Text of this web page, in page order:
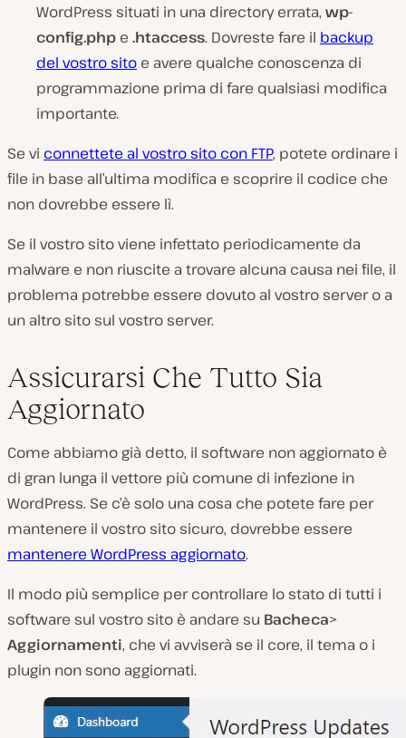
WordPress situati in una directory errata, wp-
config.php e .htaccess. Dovreste fare il backup
del vostro sito e avere qualche conoscenza di
programmazione prima di fare qualsiasi modifica
importante.
Se vi connettete al vostro sito con FTP, potete ordinare i
file in base all’ultima modifica e scoprire il codice che
non dovrebbe essere lì.
Se il vostro sito viene infettato periodicamente da
malware e non riuscite a trovare alcuna causa nei file, il
problema potrebbe essere dovuto al vostro server o a
un altro sito sul vostro server.
Assicurarsi Che Tutto Sia
Aggiornato
Come abbiamo già detto, il software non aggiornato è
di gran lunga il vettore più comune di infezione in
WordPress. Se c’è solo una cosa che potete fare per
mantenere il vostro sito sicuro, dovrebbe essere
mantenere WordPress aggiornato.
Il modo più semplice per controllare lo stato di tutti i
software sul vostro sito è andare su Bacheca>
Aggiornamenti, che vi avviserà se il core, il tema o i
plugin non sono aggiornati.